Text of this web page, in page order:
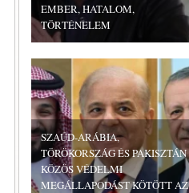
EMBER, HATALOM,
TÖRTÉNELEM
SZAÚD-ARÁBIA,
TÖRÖKORSZÁG ÉS PAKISZTÁN
KÖZÖS VÉDELMI
MEGÁLLAPODÁST KÖTÖTT AZ